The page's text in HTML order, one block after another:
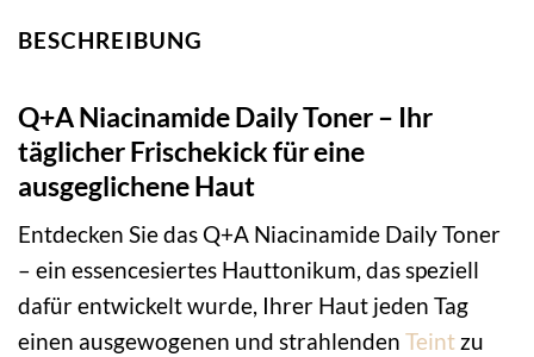
BESCHREIBUNG
Q+A Niacinamide Daily Toner – Ihr
täglicher Frischekick für eine
ausgeglichene Haut
Entdecken Sie das Q+A Niacinamide Daily Toner
– ein essencesiertes Hauttonikum, das speziell
dafür entwickelt wurde, Ihrer Haut jeden Tag
einen ausgewogenen und strahlenden Teint zu